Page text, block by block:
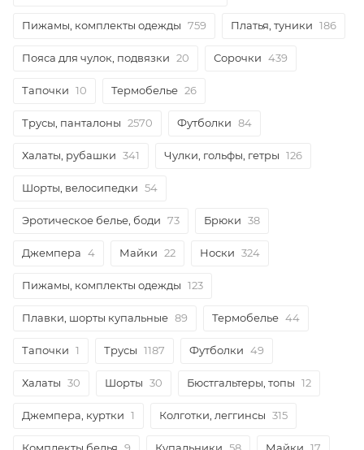
Пижамы, комплекты одежды 759 Платья, туники 186
Пояса для чулок, подвязки 20 Сорочки 439
Тапочки 10 Термобелье 26
Трусы, панталоны 2570 Футболки 84
Халаты, рубашки 341 Чулки, гольфы, гетры 126
Шорты, велосипедки 54
Эротическое белье, боди 73 Брюки 38
Джемпера 4 Майки 22 Носки 324
Пижамы, комплекты одежды 123
Плавки, шорты купальные 89 Термобелье 44
Тапочки 1 Трусы 1187 Футболки 49
Халаты 30 Шорты 30 Бюстгальтеры, топы 12
Джемпера, куртки 1 Колготки, леггинсы 315
Комплекты белья 9 Купальники 58 Майки 17